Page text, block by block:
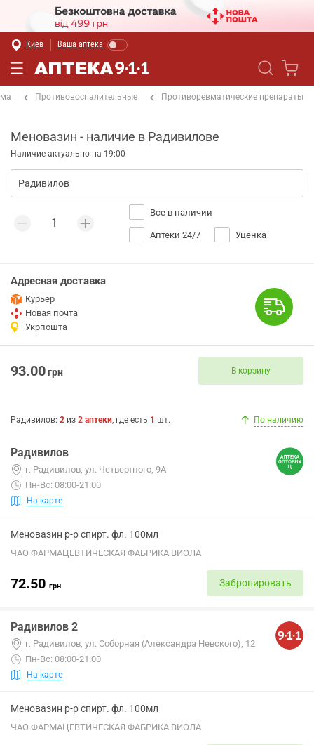
Киев Ваша аптека
Противовоспалительные Противоревматические препараты
Меновазин - наличие в Радивилове
Наличие актуально на 19:00
Все в наличии
Аптеки 24/7 Уценка
Адресная доставка
Курьер
Новая почта
Укрпошта
93.00грн В корзину
Радивилов: 2 из 2 аптеки, где есть 1 шт. По наличию
Радивилов
г. Радивилов, ул. Четвертного, 9А
Пн-Вс: 08:00-21:00
На карте
Меновазин р-р спирт. фл. 100мл
ЧАО ФАРМАЦЕВТИЧЕСКАЯ ФАБРИКА ВИОЛА
72.50 грн Забронировать
Радивилов 2
г. Радивилов, ул. Соборная (Александра Невского), 12
Пн-Вс: 08:00-21:00
На карте
Меновазин р-р спирт. фл. 100мл
ЧАО ФАРМАЦЕВТИЧЕСКАЯ ФАБРИКА ВИОЛА